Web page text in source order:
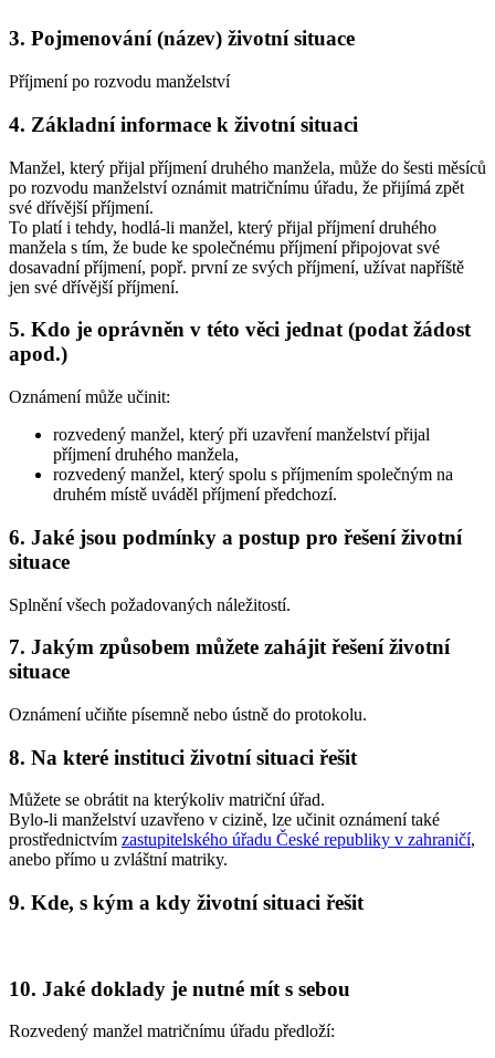
3. Pojmenování (název) životní situace
Příjmení po rozvodu manželství
4. Základní informace k životní situaci
Manžel, který přijal příjmení druhého manžela, může do šesti měsíců
po rozvodu manželství oznámit matričnímu úřadu, že přijímá zpět
své dřívější příjmení.
To platí i tehdy, hodlá-li manžel, který přijal příjmení druhého
manžela s tím, že bude ke společnému příjmení připojovat své
dosavadní příjmení, popř. první ze svých příjmení, užívat napříště
jen své dřívější příjmení.
5. Kdo je oprávněn v této věci jednat (podat žádost
apod.)
Oznámení může učinit:
rozvedený manžel, který při uzavření manželství přijal
příjmení druhého manžela,
rozvedený manžel, který spolu s příjmením společným na
druhém místě uváděl příjmení předchozí.
6. Jaké jsou podmínky a postup pro řešení životní
situace
Splnění všech požadovaných náležitostí.
7. Jakým způsobem můžete zahájit řešení životní
situace
Oznámení učiňte písemně nebo ústně do protokolu.
8. Na které instituci životní situaci řešit
Můžete se obrátit na kterýkoliv matriční úřad.
Bylo-li manželství uzavřeno v cizině, lze učinit oznámení také
prostřednictvím zastupitelského úřadu České republiky v zahraničí,
anebo přímo u zvláštní matriky.
9. Kde, s kým a kdy životní situaci řešit
10. Jaké doklady je nutné mít s sebou
Rozvedený manžel matričnímu úřadu předloží: